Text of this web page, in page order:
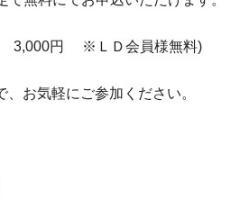
円 ※ＬＤ会員様無料)
お気軽にご参加ください。